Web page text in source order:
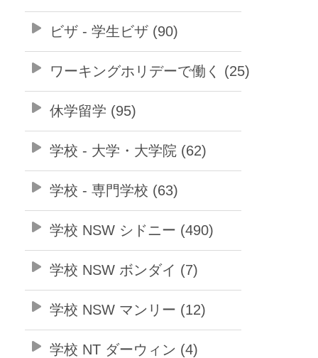
ビザ - 学生ビザ (90)
ワーキングホリデーで働く (25)
休学留学 (95)
学校 - 大学・大学院 (62)
学校 - 専門学校 (63)
学校 NSW シドニー (490)
学校 NSW ボンダイ (7)
学校 NSW マンリー (12)
学校 NT ダーウィン (4)